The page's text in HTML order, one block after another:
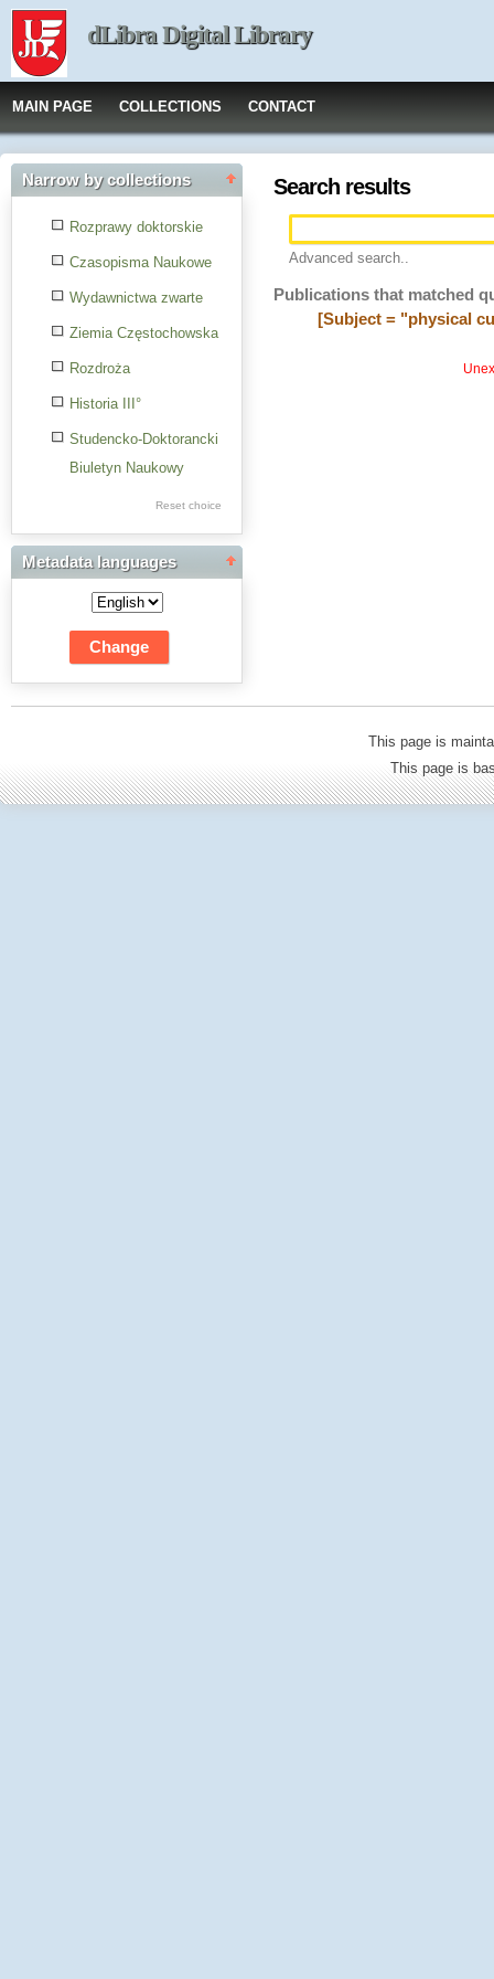
dLibra Digital Library
MAIN PAGE COLLECTIONS CONTACT
Narrow by collections
Rozprawy doktorskie
Czasopisma Naukowe
Wydawnictwa zwarte
Ziemia Częstochowska
Rozdroża
Historia III°
Studencko-Doktorancki
Biuletyn Naukowy
Res Academicae
Science Project Scripts
Biuletyn Informacyjny
WSP w Częstochowie
Reset choice
Metadata languages
Search results
Advanced search..
Publications that matched
[Subject = "physical
This page is
This page is